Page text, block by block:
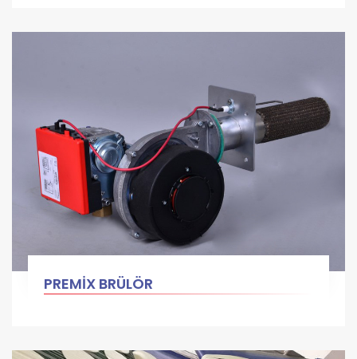
PREMİX BRÜLÖR